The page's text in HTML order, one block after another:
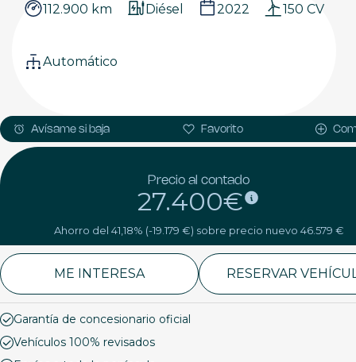
112.900 km Diésel 2022 150 CV
Automático
Avísame si baja Favorito
Precio al contado
27.400€
Ahorro del 41,18% (-19.179 €) sobre precio nuevo 46.579 €
ME INTERESA RESERVAR
Garantía de concesionario oficial
Vehículos 100% revisados